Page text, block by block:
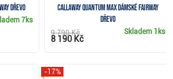
dřevo
7ks
Callaway Quantum Max dámské fairway
dřevo
Skladem 1ks
9 790 Kč
8 190 Kč
-17%